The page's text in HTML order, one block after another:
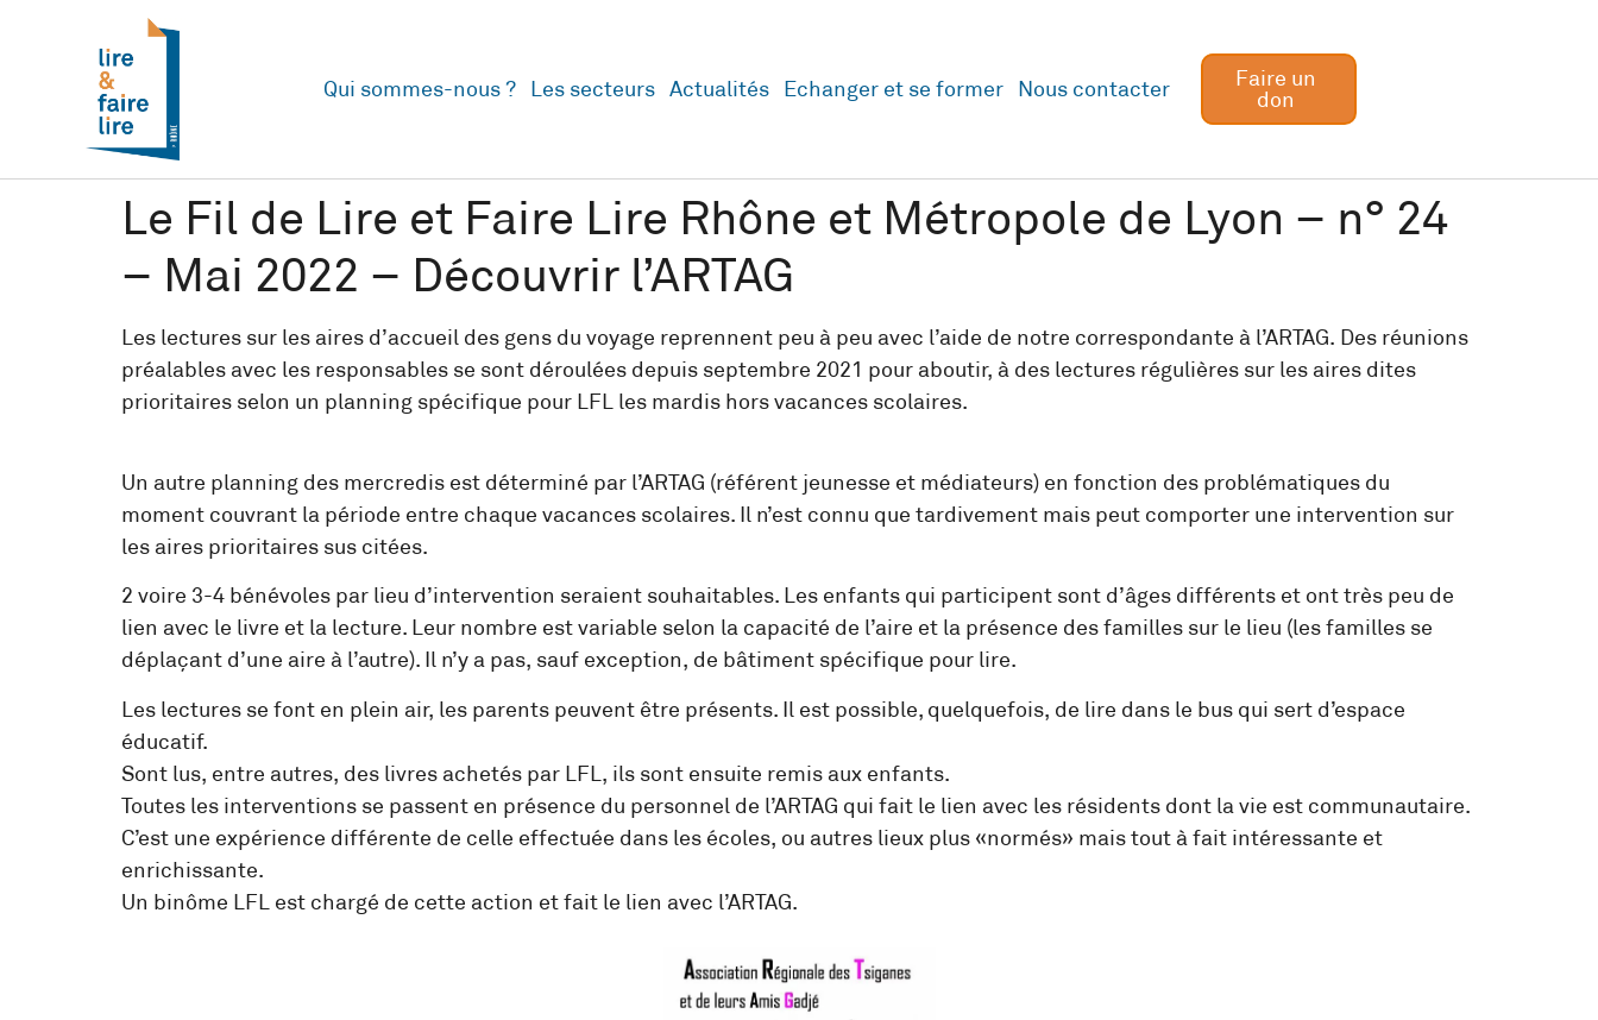
Qui sommes-nous ? Les secteurs Actualités Echanger et se former Nous contacter
Faire un
don
Le Fil de Lire et Faire Lire Rhône et Métropole de Lyon – n° 24
– Mai 2022 – Découvrir l’ARTAG
Les lectures sur les aires d’accueil des gens du voyage reprennent peu à peu avec l’aide de notre correspondante à l’ARTAG. Des réunions
préalables avec les responsables se sont déroulées depuis septembre 2021 pour aboutir, à des lectures régulières sur les aires dites
prioritaires selon un planning spécifique pour LFL les mardis hors vacances scolaires.
Un autre planning des mercredis est déterminé par l’ARTAG (référent jeunesse et médiateurs) en fonction des problématiques du
moment couvrant la période entre chaque vacances scolaires. Il n’est connu que tardivement mais peut comporter une intervention sur
les aires prioritaires sus citées.
2 voire 3-4 bénévoles par lieu d’intervention seraient souhaitables. Les enfants qui participent sont d’âges différents et ont très peu de
lien avec le livre et la lecture. Leur nombre est variable selon la capacité de l’aire et la présence des familles sur le lieu (les familles se
déplaçant d’une aire à l’autre). Il n’y a pas, sauf exception, de bâtiment spécifique pour lire.
Les lectures se font en plein air, les parents peuvent être présents. Il est possible, quelquefois, de lire dans le bus qui sert d’espace
éducatif.
Sont lus, entre autres, des livres achetés par LFL, ils sont ensuite remis aux enfants.
Toutes les interventions se passent en présence du personnel de l’ARTAG qui fait le lien avec les résidents dont la vie est communautaire.
C’est une expérience différente de celle effectuée dans les écoles, ou autres lieux plus «normés» mais tout à fait intéressante et
enrichissante.
Un binôme LFL est chargé de cette action et fait le lien avec l’ARTAG.